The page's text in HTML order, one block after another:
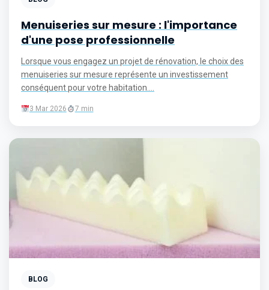
Menuiseries sur mesure : l'importance
d'une pose professionnelle
Lorsque vous engagez un projet de rénovation, le choix des
menuiseries sur mesure représente un investissement
conséquent pour votre habitation....
3 Mar 2026 7 min
BLOG